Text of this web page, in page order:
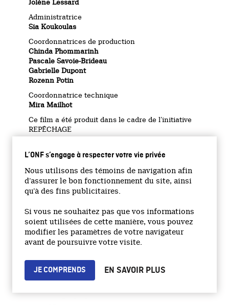
L’ONF s’engage à respecter votre vie privée
Nous utilisons des témoins de navigation afin
d’assurer le bon fonctionnement du site, ainsi
qu’à des fins publicitaires.
Si vous ne souhaitez pas que vos informations
soient utilisées de cette manière, vous pouvez
modifier les paramètres de votre navigateur
avant de poursuivre votre visite.
JE COMPRENDS EN SAVOIR PLUS
Jolène Lessard
Administratrice
Sia Koukoulas
Coordonnatrices de production
Chinda Phommarinh
Pascale Savoie-Brideau
Gabrielle Dupont
Rozenn Potin
Coordonnatrice technique
Mira Mailhot
Ce film a été produit dans le cadre de l’initiative
REPÊCHAGE
avec l’aimable collaboration du programme de
L’ÉCOLE DES MÉDIAS DE L’UQAM
Nous tenons à remercier
DENIS CHOUINARD,
responsable du Programme Cinéma de
ainsi que
DIANE POITRASetPAUL TANA
pour leur précieuse collaboration
STUDIO DOCUMENTAIRE
UNE PRODUCTION DE